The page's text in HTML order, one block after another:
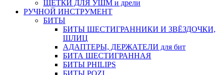
ЩЁТКИ ДЛЯ УШМ и дрели
РУЧНОЙ ИНСТРУМЕНТ
БИТЫ
БИТЫ ШЕСТИГРАННИКИ И ЗВЁЗДОЧКИ,
ШЛИЦ
АДАПТЕРЫ, ДЕРЖАТЕЛИ для бит
БИТА ШЕСТИГРАННАЯ
БИТЫ PHILIPS
БИТЫ POZI